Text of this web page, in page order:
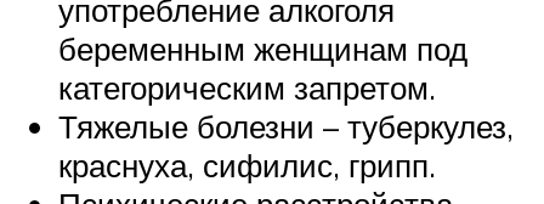
употребление алкоголя
беременным женщинам под
категорическим запретом.
Тяжелые болезни – туберкулез,
краснуха, сифилис, грипп.